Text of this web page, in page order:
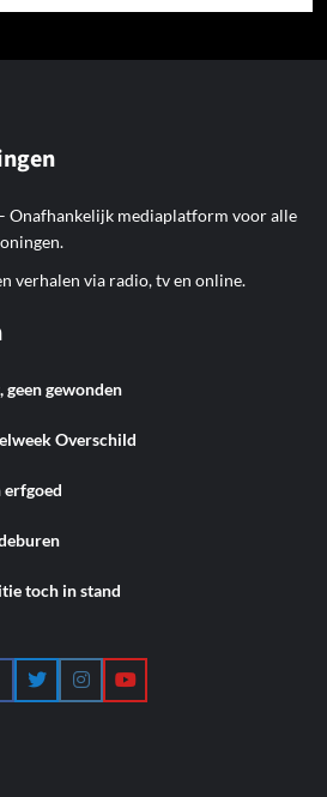
Onafhankelijk mediaplatform voor alle
verhalen via radio, tv en online.
gewonden
Overschild
erfgoed
toch in stand
TwitterInstagramYouTube